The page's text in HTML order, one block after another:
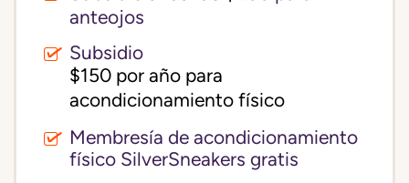
anteojos
Subsidio
$150 por año para
acondicionamiento físico
Membresía de acondicionamiento
físico SilverSneakers gratis